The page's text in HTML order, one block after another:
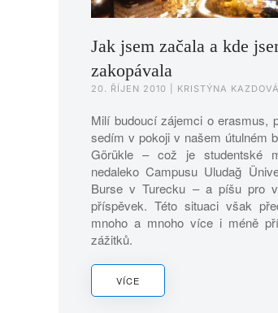
Jak jsem začala a kde
zakopávala
20. ŘÍJEN 2010 | KRISTÝNA KAZDOVÁ
Milí budoucí zájemci o erasmus,
sedím v pokoji v našem útulném
Görükle – což je studentské
nedaleko Campusu Uludağ
Burse v Turecku – a píšu pro
příspěvek. Této situaci však
mnoho a mnoho více i méně
zážitků.
VÍCE